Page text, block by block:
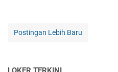
Postingan Lebih Baru